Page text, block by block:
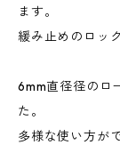
ます。
緩み止めのロッ
6mm直径径のロ
た。
多様な使い方が